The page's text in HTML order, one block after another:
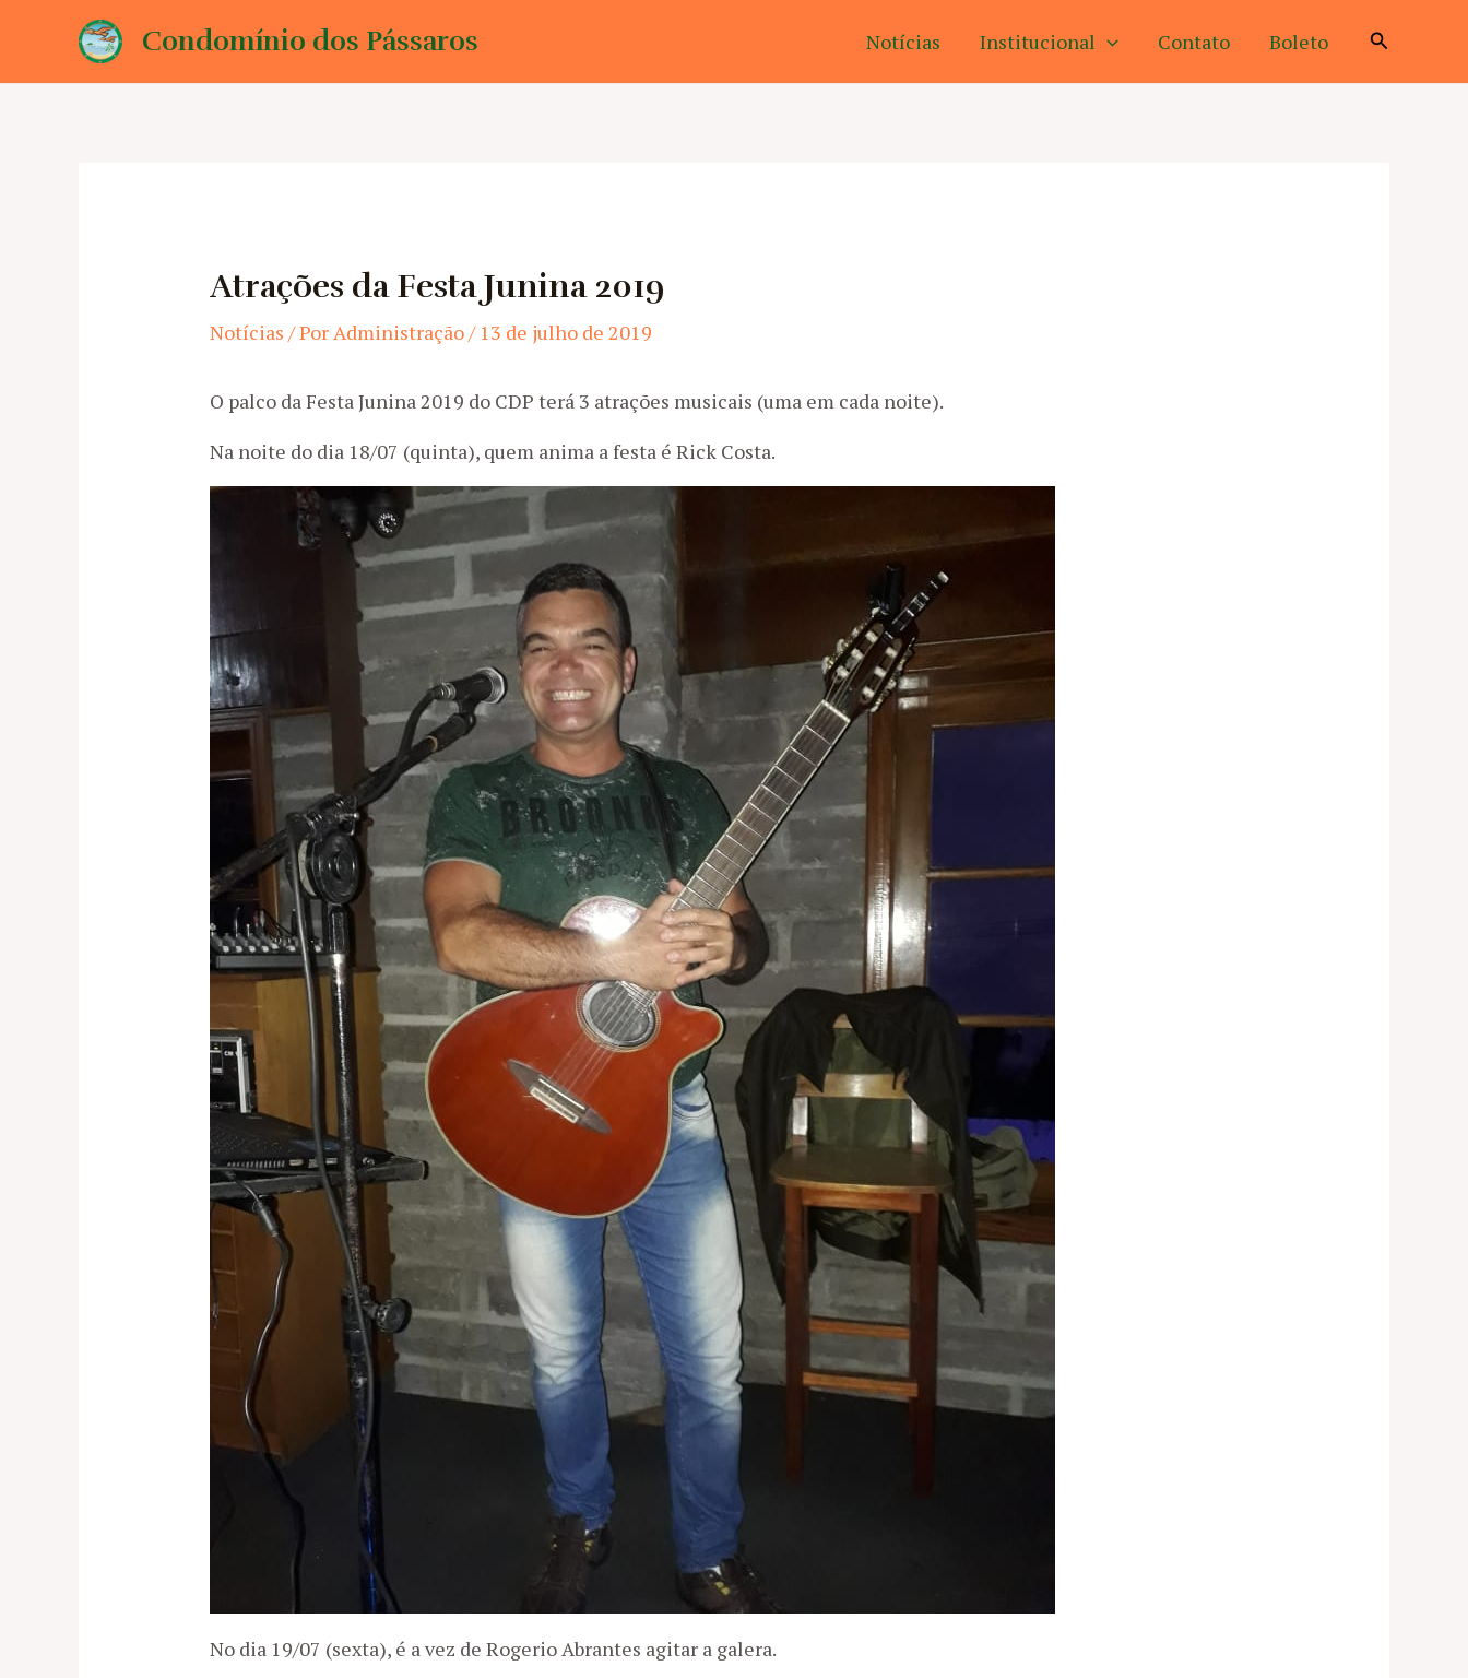
Condomínio dos Pássaros Notícias Institucional Contato Boleto Pesquisar
Atrações da Festa Junina 2019
Notícias / PorAdministração/ 13 de julho de 2019
O palco da Festa Junina 2019 do CDP terá 3 atrações musicais (uma em cada noite).
Na noite do dia 18/07 (quinta), quem anima a festa é Rick Costa.
No dia 19/07 (sexta), é a vez de Rogerio Abrantes agitar a galera.